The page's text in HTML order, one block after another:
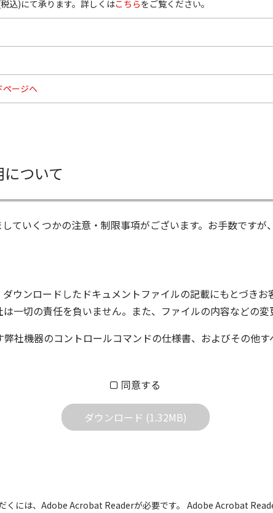
)にて承ります。詳しくはこちらをご覧ください。
ページへ
ついて
ていくつかの注意・制限事項がございます。お手数です
ウンロードしたドキュメントファイルの記載にもとづき
一切の責任を負いません。また、ファイルの内容などの変
社機器のコントロールコマンドの仕様書、およびその他
予告なく改良及び変更される場合があります。
償修理となります。あらかじめご了承ください
同意する
ダウンロード (1.32MB)
くには、Adobe Acrobat Readerが必要です。 Adobe Acrobat